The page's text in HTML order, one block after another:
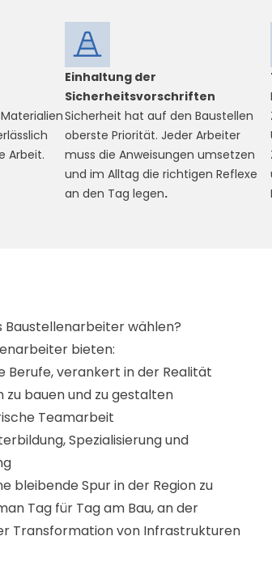
Arbeit.
Einhaltung der
Sicherheitsvorschriften
Sicherheit hat auf den Baustellen
oberste Priorität. Jeder Arbeiter
muss die Anweisungen umsetzen
und im Alltag die richtigen Reflexe
an den Tag legen.
Baustellenarbeiter wählen?
bieten:
Berufe, verankert in der Realität
zu bauen und zu gestalten
Teamarbeit
Spezialisierung und
bleibende Spur in der Region zu
Tag für Tag am Bau, an der
Transformation von Infrastrukturen